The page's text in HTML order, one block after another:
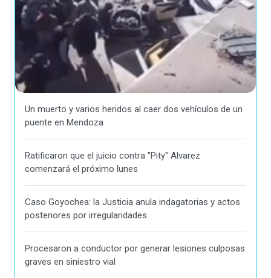
Un muerto y varios heridos al caer dos vehículos de un
puente en Mendoza
Ratificaron que el juicio contra "Pity" Alvarez
comenzará el próximo lunes
Caso Goyochea: la Justicia anula indagatorias y actos
posteriores por irregularidades
Procesaron a conductor por generar lesiones culposas
graves en siniestro vial